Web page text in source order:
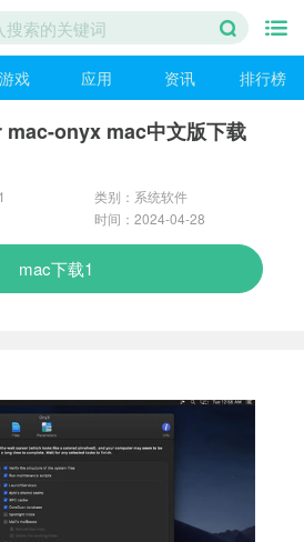
游戏 应用 资讯 排行榜
onyx mac中文版下载
类别：系统软件
时间：2024-04-28
mac下载1